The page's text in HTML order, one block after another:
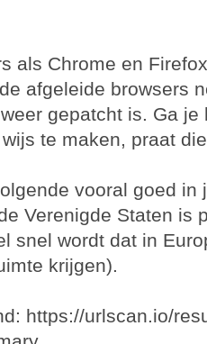
als Chrome en
afgeleide browsers
gepatcht is. Ga
te maken, praat
vooral goed
Verenigde Staten is
snel wordt dat in
krijgen).
https://urlscan.io/